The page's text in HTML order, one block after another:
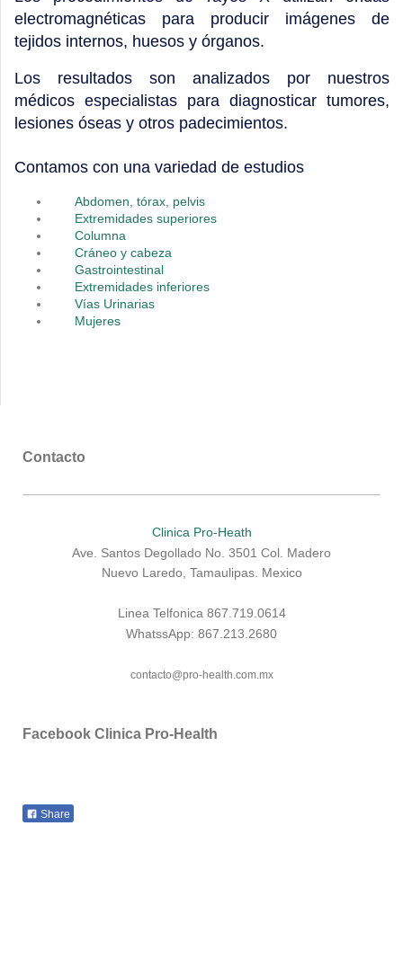
electromagnéticas para producir imágenes de
tejidos internos, huesos y órganos.
Los resultados son analizados por nuestros
médicos especialistas para diagnosticar tumores,
lesiones óseas y otros padecimientos.
Contamos con una variedad de estudios
Abdomen, tórax, pelvis
Extremidades superiores
Columna
Cráneo y cabeza
Gastrointestinal
Extremidades inferiores
Vías Urinarias
Mujeres
Contacto
Clinica Pro-Heath
Ave. Santos Degollado No. 3501 Col. Madero
Nuevo Laredo, Tamaulipas. Mexico
Linea Telfonica 867.719.0614
WhatssApp: 867.213.2680
contacto@pro-health.com.mx
Facebook Clinica Pro-Health
Share